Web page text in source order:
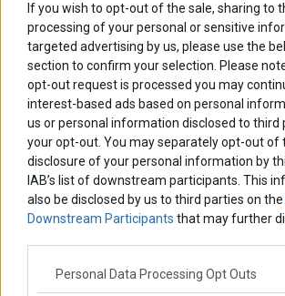
If you wish to opt-out of the sale, sharing to
processing of your personal or sensitive
targeted advertising by us, please use the
section to confirm your selection. Please
opt-out request is processed you may
interest-based ads based on personal
us or personal information disclosed to third
your opt-out. You may separately opt-out of
disclosure of your personal information by
IAB’s list of downstream participants. This
also be disclosed by us to third parties on the
Downstream Participants that may further
Personal Data Processing Opt Outs
διαπραγματευση δντ εκλογες εκτ
επικαιροτητα επιχειρησεις
χρηματιστηριαευρωπηηπακορωνοιος
κυριακος μητσοτακης μεταρρυθμισεις μετρα
οικονομιαομολογα πετρελαιο
συριζατουρκια τραπεζες τσιπρας χρεος
LATEST FROM BLOG